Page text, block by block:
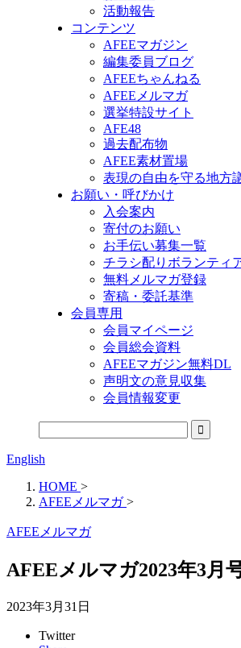
活動報告
コンテンツ
AFEEマガジン
編集委員ブログ
AFEEちゃんねる
AFEEメルマガ
選挙特設サイト
AFE48
過去配布物
AFEE素材置場
表現の自由を守る地方
お願い・呼びかけ
入会案内
寄付のお願い
お手伝い募集一覧
チラシ配りボランティ
無料メルマガ登録
寄稿・委託基準
会員専用
会員マイページ
会員総会資料
AFEEマガジン無料DL
声明文の意見収集
会員情報変更
English
HOME >
AFEEメルマガ >
AFEEメルマガ
AFEEメルマガ2023年3月
2023年3月31日
Twitter